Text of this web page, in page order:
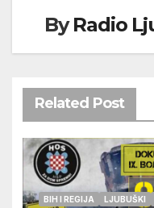
ByRadio
Related Post
BIH I REGIJA LJUBUŠKI